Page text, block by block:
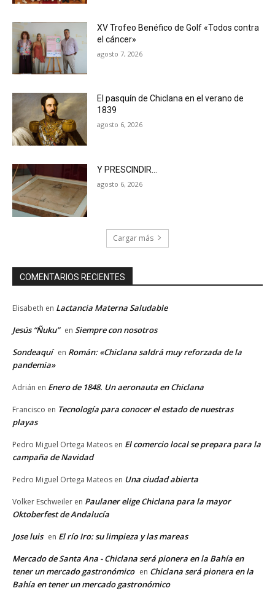
XV Trofeo Benéfico de Golf «Todos contra
el cáncer»
agosto 7, 2026
El pasquín de Chiclana en el verano de
1839
agosto 6, 2026
Y PRESCINDIR…
agosto 6, 2026
Cargar más
COMENTARIOS RECIENTES
Elisabeth en Lactancia Materna Saludable
Jesús “Ñuku” en Siempre con nosotros
Sondeaquí en Román: «Chiclana saldrá muy reforzada de la
pandemia»
Adrián en Enero de 1848. Un aeronauta en Chiclana
Francisco en Tecnología para conocer el estado de nuestras
playas
Pedro Miguel Ortega Mateos en El comercio local se prepara para la
campaña de Navidad
Pedro Miguel Ortega Mateos en Una ciudad abierta
Volker Eschweiler en Paulaner elige Chiclana para la mayor
Oktoberfest de Andalucía
Jose luis en El río Iro: su limpieza y las mareas
Mercado de Santa Ana - Chiclana será pionera en la Bahía en
tener un mercado gastronómico en Chiclana será pionera en la
Bahía en tener un mercado gastronómico